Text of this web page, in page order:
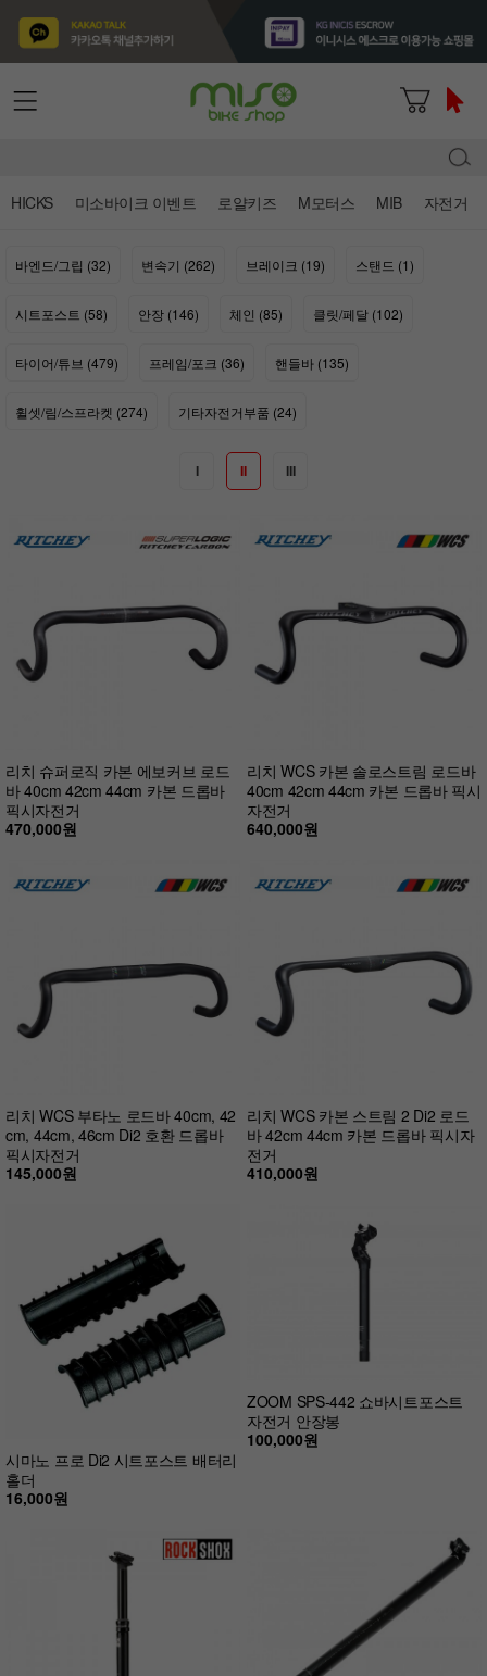
HICKS 미소바이크 이벤트 로얄키즈 M모터스 MIB 자전거
바엔드/그립 (32) 변속기 (262) 브레이크 (19) 스탠드 (1)
시트포스트 (58) 안장 (146) 체인 (85) 클릿/페달 (102)
타이어/튜브 (479) 프레임/포크 (36) 핸들바 (135)
휠셋/림/스프라켓 (274) 기타자전거부품 (24)
I II III
리치 슈퍼로직 카본 에보커브 로드
바 40cm 42cm 44cm 카본 드롭바
픽시자전거
470,000원
리치 WCS 카본 솔로스트림 로드바
40cm 42cm 44cm 카본 드롭바 픽시
자전거
640,000원
리치 WCS 부타노 로드바 40cm, 42
cm, 44cm, 46cm Di2 호환 드롭바
픽시자전거
145,000원
리치 WCS 카본 스트림 2 Di2 로드
바 42cm 44cm 카본 드롭바 픽시자
전거
410,000원
시마노 프로 Di2 시트포스트 배터리
홀더
16,000원
ZOOM SPS-442 쇼바시트포스트
자전거 안장봉
100,000원